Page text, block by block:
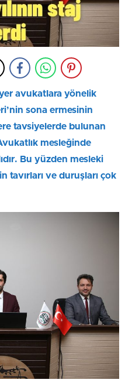
avukatlara yönelik
sona ermesinin
tavsiyelerde bulunan
mesleğinde
Bu yüzden mesleki
tavırları ve duruşları çok